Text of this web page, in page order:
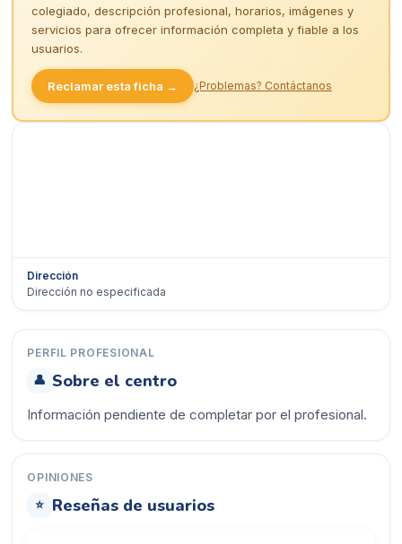
colegiado, descripción profesional, horarios, imágenes y
servicios para ofrecer información completa y fiable a los
usuarios.
Reclamar esta ficha → ¿Problemas? Contáctanos
Dirección
Dirección no especificada
PERFIL PROFESIONAL
👤 Sobre el centro
Información pendiente de completar por el profesional.
OPINIONES
⭐ Reseñas de usuarios